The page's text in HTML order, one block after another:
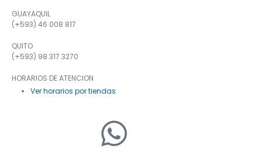
GUAYAQUIL
(+593) 46 008 817
QUITO
(+593) 98 317 3270
HORARIOS DE ATENCION
Ver horarios por tiendas